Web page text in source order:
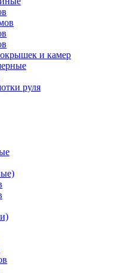
и камер
руля